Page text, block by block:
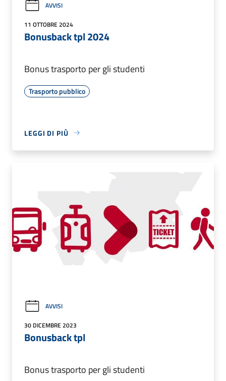
AVVISI
11 OTTOBRE 2024
Bonusback tpl 2024
Bonus trasporto per gli studenti
Trasporto pubblico
LEGGI DI PIÙ
AVVISI
30 DICEMBRE 2023
Bonusback tpl
Bonus trasporto per gli studenti